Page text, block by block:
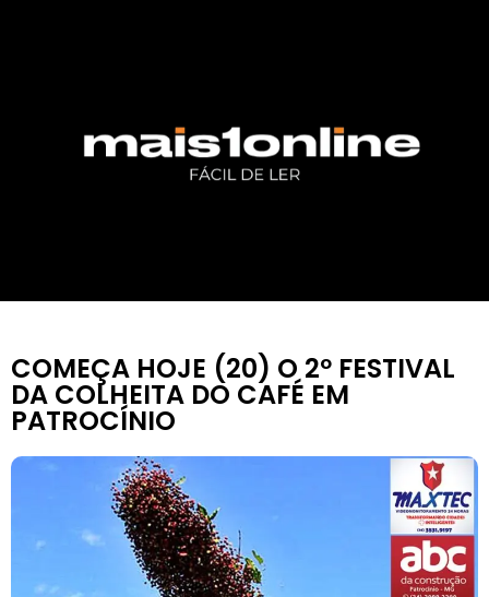
COMEÇA HOJE (20) O 2º FESTIVAL
DA COLHEITA DO CAFÉ EM
PATROCÍNIO